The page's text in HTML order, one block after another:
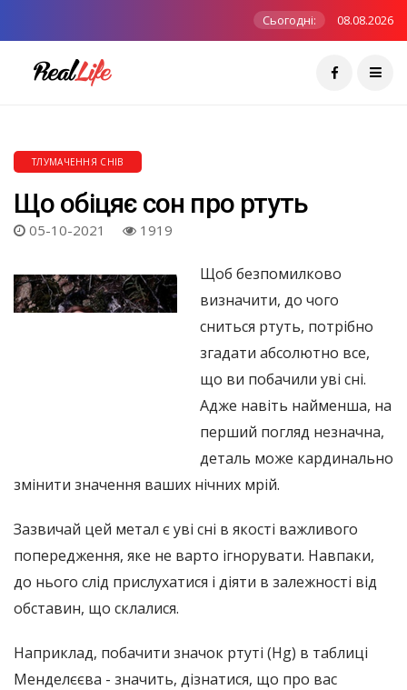
Сьогодні: 08.08.2026
ТЛУМАЧЕННЯ СНІВ
Що обіцяє сон про ртуть
05-10-2021 1919
Щоб безпомилково
визначити, до чого
сниться ртуть, потрібно
згадати абсолютно все,
що ви побачили уві сні.
Адже навіть найменша, на
перший погляд незначна,
деталь може кардинально
змінити значення ваших нічних мрій.
Зазвичай цей метал є уві сні в якості важливого
попередження, яке не варто ігнорувати. Навпаки,
до нього слід прислухатися і діяти в залежності від
обставин, що склалися.
Наприклад, побачити значок ртуті (Hg) в таблиці
Менделєєва - значить, дізнатися, що про вас